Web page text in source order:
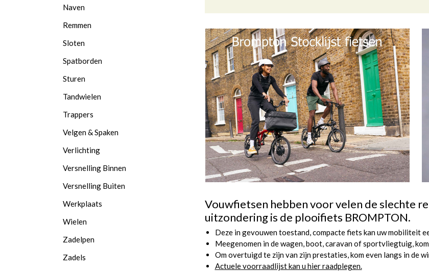
Vouwfietsen hebben voor velen de slechte
uitzondering is de plooifiets BROMPTON.
Deze in gevouwen toestand, compacte fiets kan uw mobiliteit
Meegenomen in de wagen, boot, caravan of sportvliegtuig,
Om overtuigd te zijn van zijn prestaties, kom even langs in de
Actuele voorraadlijst kan u hier raadplegen.
Naven
Remmen
Sloten
Spatborden
Sturen
Tandwielen
Trappers
Velgen & Spaken
Verlichting
Versnelling Binnen
Versnelling Buiten
Werkplaats
Wielen
Zadelpen
Zadels